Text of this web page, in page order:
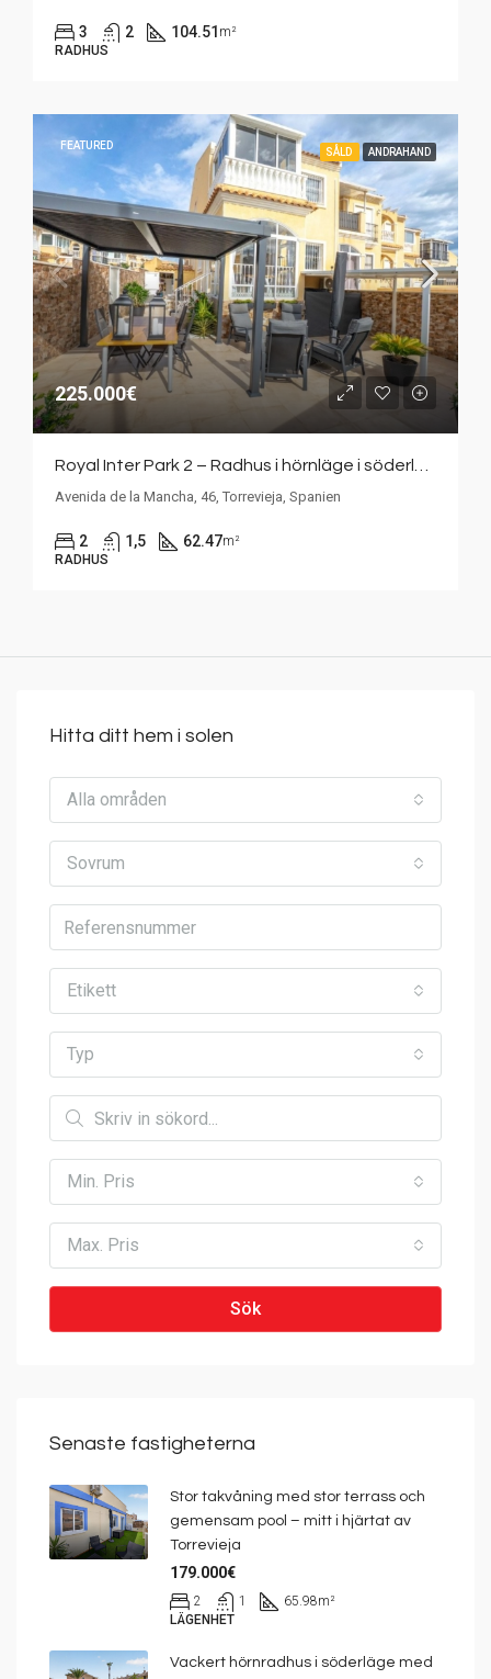
3 2 104.51 m²
RADHUS
FEATURED
SÅLD ANDRAHAND
225.000€
Avenida de la Mancha, 46, Torrevieja, Spanien
2 1,5 62.47m²
RADHUS
Hitta ditt hem i solen
Alla områden
Sovrum
Etikett
Typ
Min. Pris
Max. Pris
Sök
Senaste fastigheterna
Stor takvåning med stor terrass och
gemensam pool – mitt i hjärtat av
Torrevieja
179.000€
2 1 65.98m²
LÄGENHET
Vackert hörnradhus i söderläge med